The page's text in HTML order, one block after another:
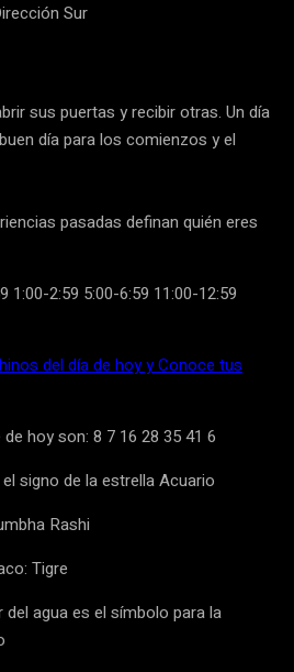
Sur
sus puertas y recibir otras. Un día
día para los comienzos y el
pasadas definan quién eres
1:00-2:59 5:00-6:59 11:00-12:59
del día de hoy y Conoce tus
hoy son: 8 7 16 28 35 41 6
signo de la estrella Acuario
Rashi
Tigre
agua es el símbolo para la